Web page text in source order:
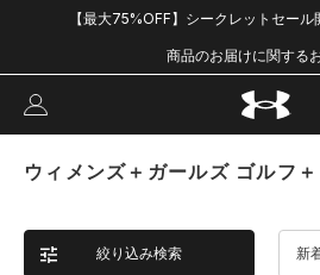
【最大75%OFF】シークレットセー
商品のお届けに関する
ウィメンズ＋ガールズ ゴルフ
絞り込み検索 新